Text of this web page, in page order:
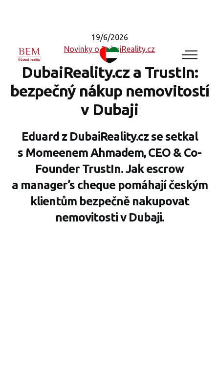
Novinky o DubaiReality.cz
19/6/2026
DubaiReality.cz a TrustIn:
bezpečný nákup nemovitostí
v Dubaji
Eduard z DubaiReality.cz se setkal
s Momeenem Ahmadem, CEO & Co-
Founder TrustIn. Jak escrow
a manager’s cheque pomáhají českým
klientům bezpečně nakupovat
nemovitosti v Dubaji.